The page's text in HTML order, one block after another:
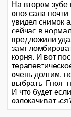
На втором зубе
опоясала
увидел снимок
сейчас в
предложили
корня. И вот
очень долгим,
выбрать. Гноя
И что будет